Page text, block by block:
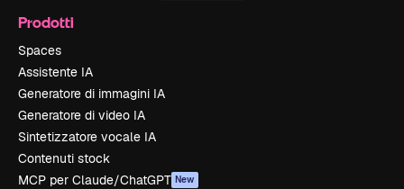
Prodotti
Spaces
Assistente IA
Generatore di immagini IA
Generatore di video IA
Sintetizzatore vocale IA
Contenuti stock
MCP per Claude/ChatGPT New